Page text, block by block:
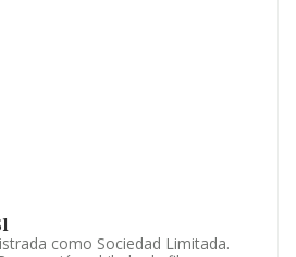
como Sociedad Limitada.